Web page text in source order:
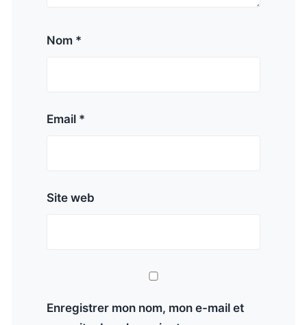
Nom *
Email *
Site web
Enregistrer mon nom, mon e-mail et